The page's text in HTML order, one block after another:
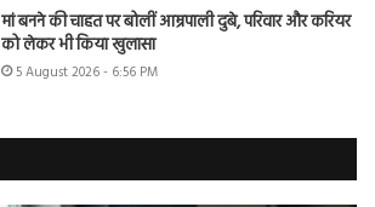
मां बनने की चाहत पर बोलीं आम्रपाली दुबे, परिवार और करियर
को लेकर भी किया खुलासा
5 August 2026 - 6:56 PM